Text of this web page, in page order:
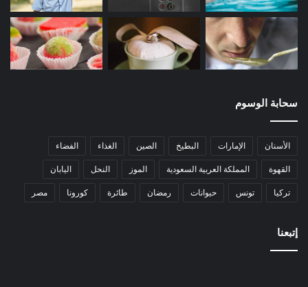
سحابة الوسوم
الأسنان الإمارات البطيخ الصين الغذاء
الفضاء
القهوة
المملكة العربية السعودية الموز النحل
اليابان
تركيا
تونس حيوانات رمضان طائرة كورونا مصر
إتبعنا